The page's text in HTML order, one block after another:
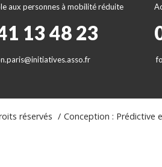
aux personnes à mobilité réduite
13 48 23
réservés Conception : Prédictive